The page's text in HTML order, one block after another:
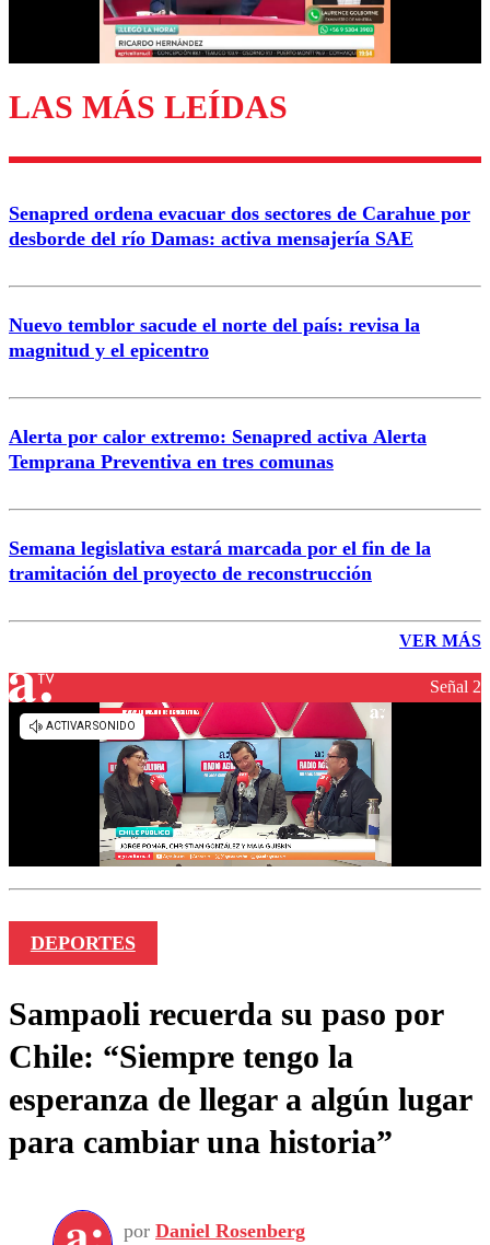
Enviar comentario
LAS MÁS LEÍDAS
Senapred ordena evacuar dos sectores de Carahue por
desborde del río Damas: activa mensajería SAE
Nuevo temblor sacude el norte del país: revisa la
magnitud y el epicentro
Alerta por calor extremo: Senapred activa Alerta
Temprana Preventiva en tres comunas
Semana legislativa estará marcada por el fin de la
tramitación del proyecto de reconstrucción
VER MÁS
Señal 2
DEPORTES
Sampaoli recuerda su paso por
Chile: “Siempre tengo la
esperanza de llegar a algún lugar
para cambiar una historia”
por Daniel Rosenberg